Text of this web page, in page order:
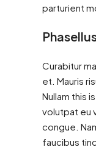
parturient
Curabitur
et. Mauris
Nullam this
volutpat eu
congue.
faucibus